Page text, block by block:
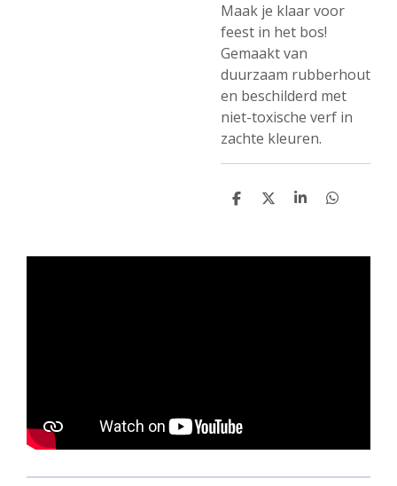
Maak je klaar voor
feest in het bos!
Gemaakt van
duurzaam rubberhout
en beschilderd met
niet-toxische verf in
zachte kleuren.
D
n
D
S
e
D
n